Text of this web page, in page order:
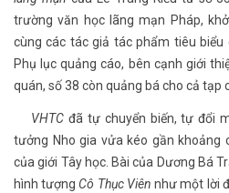
trường văn học lãng mạn Pháp,
cùng các tác giả tác phẩm tiêu biểu
Phụ lục quảng cáo, bên cạnh giới
quán, số 38 còn quảng bá cho cả tạp
VHTC đã tự chuyển biến, tự đổi
tưởng Nho gia vửa kéo gần khoảng
của giới Tây học. Bài của Dương Bá
hình tượng Cô Thục Viên như một lời